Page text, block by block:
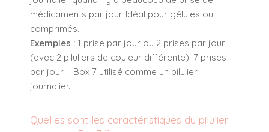
médicaments par jour. Idéal pour gélules ou
comprimés.
Exemples : 1 prise par jour ou 2 prises par jour
(avec 2 piluliers de couleur différente). 7 prises
par jour = Box 7 utilisé comme un pilulier
journalier.
Quelles sont les caractéristiques du pilulier